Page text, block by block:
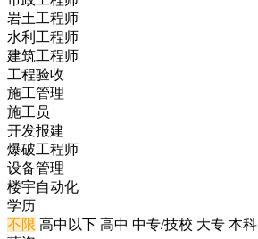
岩土工程师
水利工程师
建筑工程师
工程验收
施工管理
施工员
开发报建
爆破工程师
设备管理
楼宇自动化
学历
不限 高中以下 高中 中专/技校 大专 本科